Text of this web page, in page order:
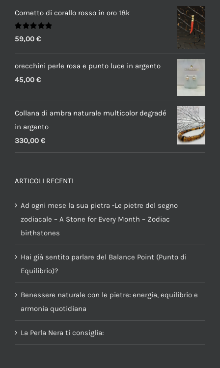
Cornetto di corallo rosso in oro 18k
Valutato
5.00 su 5
59,00 €
orecchini perle rosa e punto luce in argento
45,00 €
Collana di ambra naturale multicolor degradé
in argento
330,00 €
ARTICOLI RECENTI
Ad ogni mese la sua pietra -Le pietre del segno
zodiacale – A Stone for Every Month – Zodiac
birthstones
Hai già sentito parlare del Balance Point (Punto di
Equilibrio)?
Benessere naturale con le pietre: energia, equilibrio e
armonia quotidiana
La Perla Nera ti consiglia: